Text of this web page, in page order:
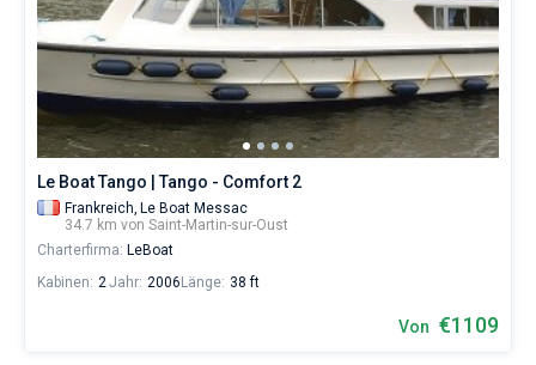
Le Boat Tango | Tango - Comfort 2
Frankreich, Le Boat Messac
34.7 km von Saint-Martin-sur-Oust
Charterfirma: LeBoat
Kabinen: 2Jahr: 2006 Länge: 38 ft
Von €1109